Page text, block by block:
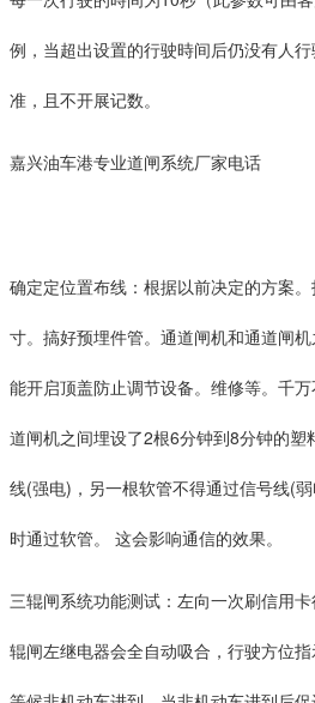
例，当超出设置的行驶時间后仍没有人
准，且不开展记数。
嘉兴油车港专业道闸系统厂家电话
确定定位置布线：根据以前决定的方案
寸。搞好预埋件管。通道闸机和通道闸机
能开启顶盖防止调节设备。维修等。千
道闸机之间埋设了2根6分钟到8分钟的
线(强电)，另一根软管不得通过信号线(
时通过软管。 这会影响通信的效果。
三辊闸系统功能测试：左向一次刷信用
辊闸左继电器会全自动吸合，行驶方位